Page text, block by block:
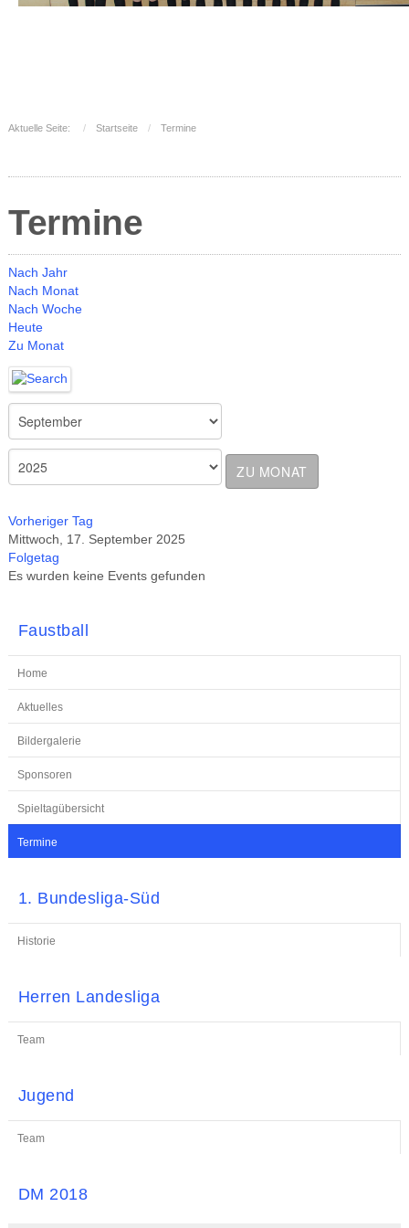
Aktuelle Seite: Startseite Termine
Termine
Nach Jahr
Nach Monat
Nach Woche
Heute
Zu Monat
ZU MONAT
Vorheriger Tag
Mittwoch, 17. September 2025
Folgetag
Es wurden keine Events gefunden
Faustball
Home
Aktuelles
Bildergalerie
Sponsoren
Spieltagübersicht
Termine
1. Bundesliga-Süd
Historie
Herren Landesliga
Team
Jugend
Team
DM 2018